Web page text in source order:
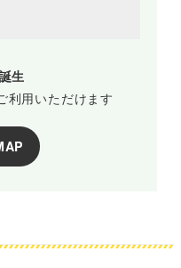
生
利用いただけます